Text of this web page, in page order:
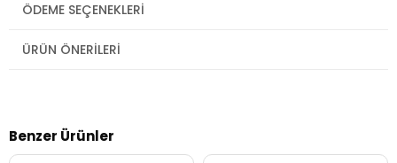
ÖDEME SEÇENEKLERI
ÜRÜN ÖNERILERI
Benzer Ürünler